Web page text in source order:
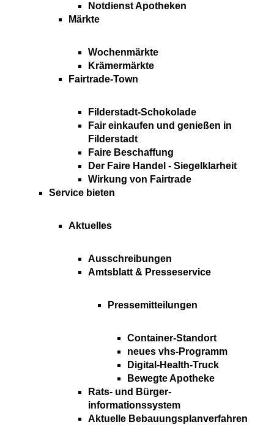
Notdienst Apotheken
Märkte
Wochenmärkte
Krämermärkte
Fairtrade-Town
Filderstadt-Schokolade
Fair einkaufen und genießen in
Filderstadt
Faire Beschaffung
Der Faire Handel - Siegelklarheit
Wirkung von Fairtrade
Service bieten
Aktuelles
Ausschreibungen
Amtsblatt & Presseservice
Pressemitteilungen
Container-Standort
neues vhs-Programm
Digital-Health-Truck
Bewegte Apotheke
Rats- und Bürger-
informationssystem
Aktuelle Bebauungsplanverfahren